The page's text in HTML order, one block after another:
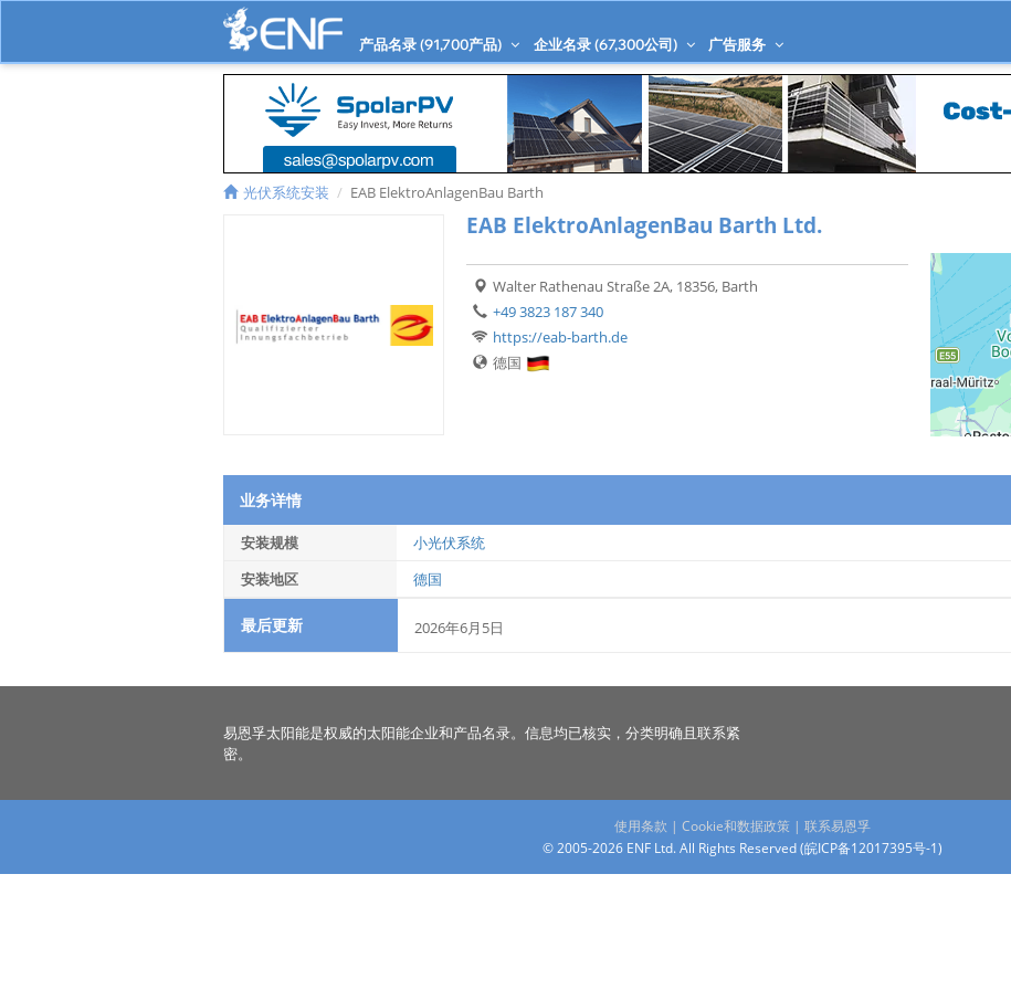
产品名录 (91,700产品) 企业名录 (67,300公司) 广告服务
光伏系统安装 EAB ElektroAnlagenBau Barth
EAB ElektroAnlagenBau Barth Ltd.
Walter Rathenau Straße 2A, 18356, Barth
+49 3823 187 340
https://eab-barth.de
德国
业务详情
安装规模
小光伏系统
安装地区
德国
最后更新 2026年6月5日
易恩孚太阳能是权威的太阳能企业和产品名录。信息均已核实，分类明确且联系紧
密。
使用条款 | Cookie和数据政策 | 联系易恩孚
© 2005-2026 ENF Ltd. All Rights Reserved (皖ICP备12017395号-1)